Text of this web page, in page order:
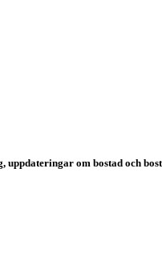
uppdateringar om bostad och